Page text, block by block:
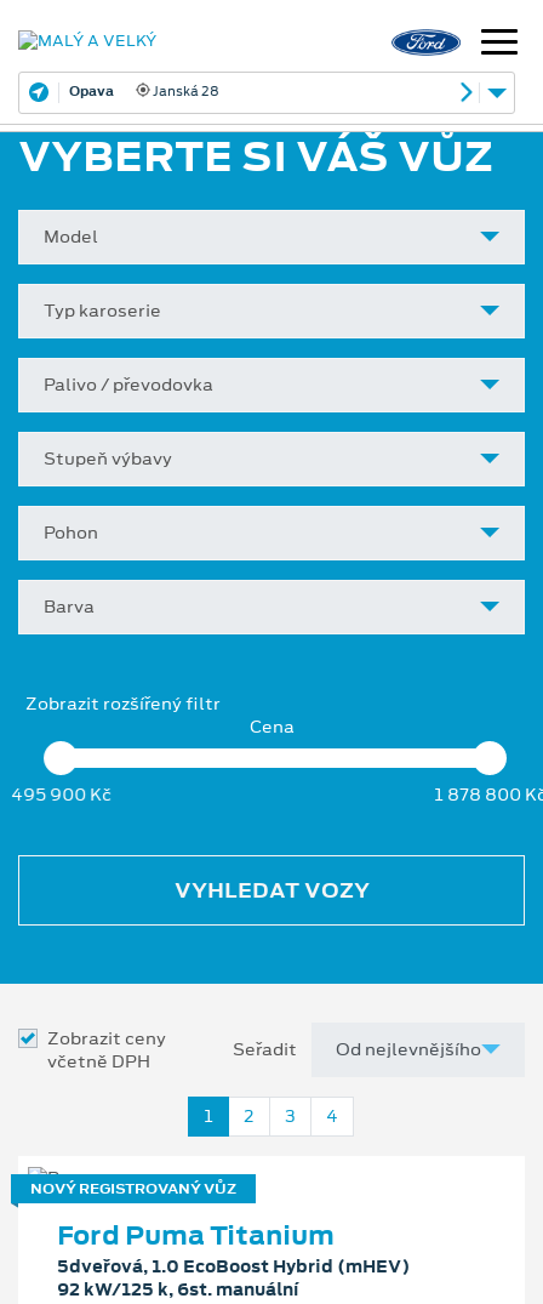
Opava Janská 28
VYBERTE SI VÁŠ VŮZ
Model
Typ karoserie
Palivo / převodovka
Stupeň výbavy
Pohon
Barva
Zobrazit rozšířený filtr
Cena
495 900 Kč 1 878 800
VYHLEDAT VOZY
Zobrazit ceny
včetně DPH
Seřadit
1 2 3 4
NOVÝ REGISTROVANÝ VŮZ
Ford Puma Titanium
5dveřová, 1.0 EcoBoost Hybrid (mHEV)
92 kW/125 k, 6st. manuální